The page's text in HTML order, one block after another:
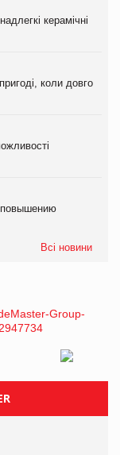
керамічні
коли довго
Всі новини